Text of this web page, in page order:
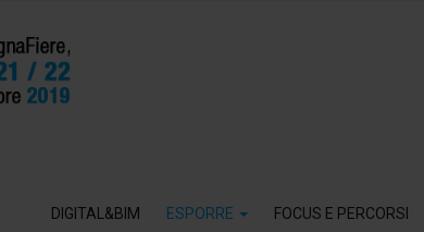
DIGITAL&BIM ESPORRE FOCUS E PERCORSI